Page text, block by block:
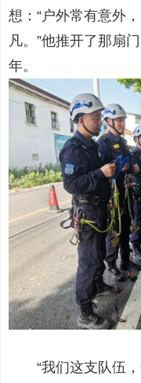
想：“户外常有意外
凡。”他推开了那扇
年。
“我们这支队伍，